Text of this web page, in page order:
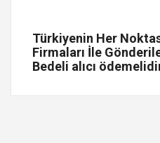
Türkiyenin Her
Firmaları İle
Bedeli alıcı